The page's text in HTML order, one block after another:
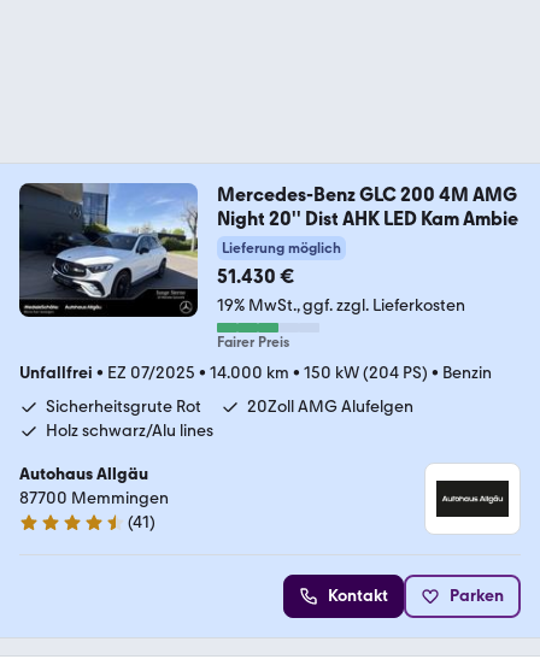
Mercedes-Benz GLC 200 4M AMG
Night 20'' Dist AHK LED Kam Ambie
Lieferung möglich
51.430 €
19% MwSt. ggf. zzgl. Lieferkosten
Fairer Preis
Unfallfrei • EZ 07/2025 • 14.000 km • 150 kW (204 PS) • Benzin
Sicherheitsgrute Rot
20Zoll AMG Alufelgen
Holz schwarz/Alu lines
Autohaus Allgäu
87700 Memmingen
4.7 Sterne
(41)
Kontakt Parken